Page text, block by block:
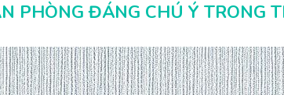
PHÒNG ĐÁNG CHÚ Ý TRONG